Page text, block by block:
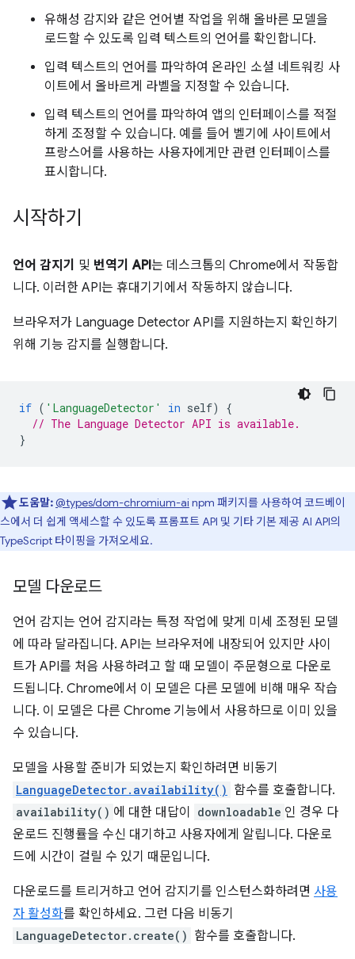
유해성 감지와 같은 언어별 작업을 위해 올바른 모델을
로드할 수 있도록 입력 텍스트의 언어를 확인합니다.
입력 텍스트의 언어를 파악하여 온라인 소셜 네트워킹 사
이트에서 올바르게 라벨을 지정할 수 있습니다.
입력 텍스트의 언어를 파악하여 앱의 인터페이스를 적절
하게 조정할 수 있습니다. 예를 들어 벨기에 사이트에서
프랑스어를 사용하는 사용자에게만 관련 인터페이스를
표시합니다.
시작하기
언어 감지기 및 번역기 API는 데스크톱의 Chrome에서 작동합
니다. 이러한 API는 휴대기기에서 작동하지 않습니다.
브라우저가 Language Detector API를 지원하는지 확인하기
위해 기능 감지를 실행합니다.
if ( 'LanguageDetector' in self)
{
// The Language Detector API is available.
}
도움말:@types/dom-chromium-ai npm 패키지를 사용하여 코드베이
스에서 더 쉽게 액세스할 수 있도록 프롬프트 API 및 기타 기본 제공 AI API의
TypeScript 타이핑을 가져오세요.
모델 다운로드
언어 감지는 언어 감지라는 특정 작업에 맞게 미세 조정된 모델
에 따라 달라집니다. API는 브라우저에 내장되어 있지만 사이
트가 API를 처음 사용하려고 할 때 모델이 주문형으로 다운로
드됩니다. Chrome에서 이 모델은 다른 모델에 비해 매우 작습
니다. 이 모델은 다른 Chrome 기능에서 사용하므로 이미 있을
수 있습니다.
모델을 사용할 준비가 되었는지 확인하려면 비동기
LanguageDetector.availability() 함수를 호출합니다.
availability() 에 대한 대답이 downloadable 인 경우 다
운로드 진행률을 수신 대기하고 사용자에게 알립니다. 다운로
드에 시간이 걸릴 수 있기 때문입니다.
다운로드를 트리거하고 언어 감지기를 인스턴스화하려면 사용
자 활성화를 확인하세요. 그런 다음 비동기
LanguageDetector.create() 함수를 호출합니다.